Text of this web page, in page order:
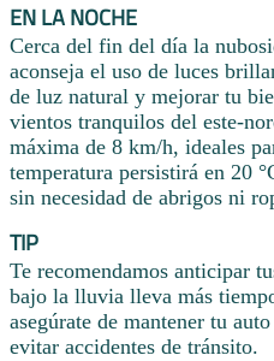
EN LA NOCHE
Cerca del fin del día la
aconseja el uso de luces
de luz natural y mejorar tu
vientos tranquilos del este-
máxima de 8 km/h, ideales
temperatura persistirá en 20
sin necesidad de abrigos ni
TIP
Te recomendamos anticipar
bajo la lluvia lleva más
asegúrate de mantener tu
evitar accidentes de tránsito.